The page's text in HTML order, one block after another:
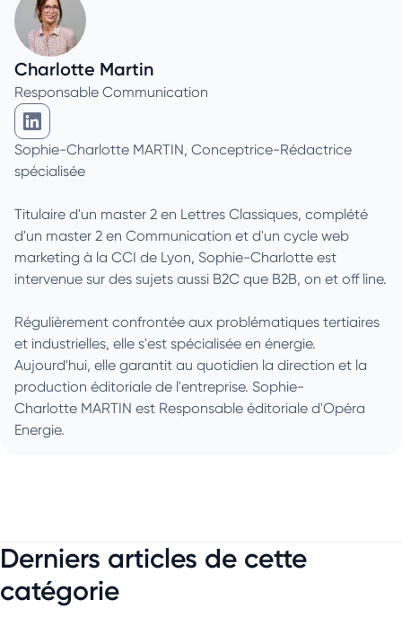
Charlotte Martin
Responsable Communication
Charlotte Martin sur Linkedin
Sophie-Charlotte MARTIN, Conceptrice-Rédactrice
spécialisée
Titulaire d'un master 2 en Lettres Classiques, complété
d'un master 2 en Communication et d'un cycle web
marketing à la CCI de Lyon, Sophie-Charlotte est
intervenue sur des sujets aussi B2C que B2B, on et off line.
Régulièrement confrontée aux problématiques tertiaires
et industrielles, elle s'est spécialisée en énergie.
Aujourd'hui, elle garantit au quotidien la direction et la
production éditoriale de l'entreprise. Sophie-
Charlotte MARTIN est Responsable éditoriale d'Opéra
Energie.
Derniers articles de cette
catégorie